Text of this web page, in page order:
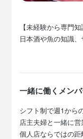
【未経験から専門
日本酒や魚の知識
【ホールスタッフ】
主にお客様のご案
いただきますので
笑顔に自信がある
一緒に働くメン
シフト制で週1から
店主夫婦と一緒に営
個人店ならではの距
【未経験から専門知
は不問で、学生・
トで成長を実感で
【成果はしっかり評
頑張り次第で昇給
制服貸与や駅チカ
ます。
【未経験から専門知
は不問で、学生・
トで成長を実感で
【成果はしっかり評
頑張り次第で昇給
制服貸与や駅チカ
ます。
【未経験から専門
日本酒や魚の知識
【成果はしっかり
頑張り次第で昇給
制服貸与や駅チカ
ます。